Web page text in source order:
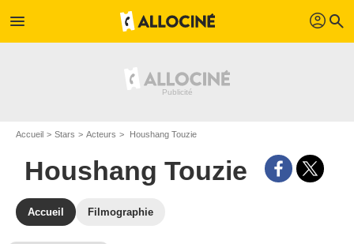
menu profil search
Accueil Stars Acteurs Houshang Touzie
Houshang Touzie
Accueil Filmographie